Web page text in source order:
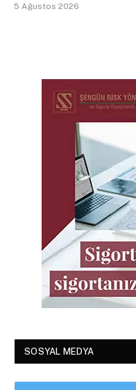
5 Ağustos 2026
SOSYAL MEDYA